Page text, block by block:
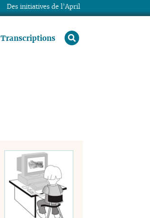
Transcriptions rechercher
Des initiatives de l’April